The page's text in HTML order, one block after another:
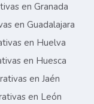
en Granada
en Guadalajara
en Huelva
en Huesca
en Jaén
en León